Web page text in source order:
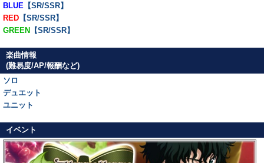
BLUE 【SR/SSR】
RED 【SR/SSR】
GREEN 【SR/SSR】
楽曲情報
(難易度/AP/報酬など)
ソロ
デュエット
ユニット
イベント